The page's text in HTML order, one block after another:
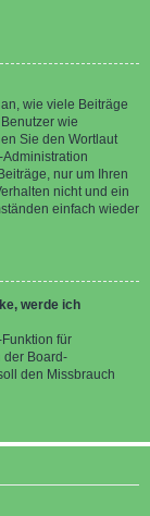
wie viele Beiträge
wie
Sie den Wortlaut
nur um Ihren
nicht und ein
einfach wieder
werde ich
für
der Board-
den Missbrauch